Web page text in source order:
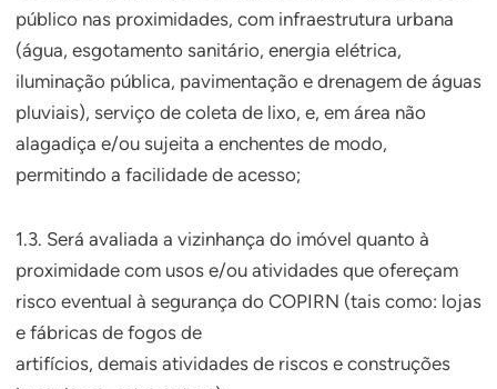
público nas proximidades, com infraestrutura urbana
(água, esgotamento sanitário, energia elétrica,
iluminação pública, pavimentação e drenagem de águas
pluviais), serviço de coleta de lixo, e, em área não
alagadiça e/ou sujeita a enchentes de modo,
permitindo a facilidade de acesso;
1.3. Será avaliada a vizinhança do imóvel quanto à
proximidade com usos e/ou atividades que ofereçam
risco eventual à segurança do COPIRN (tais como: lojas
e fábricas de fogos de
artifícios, demais atividades de riscos e construções